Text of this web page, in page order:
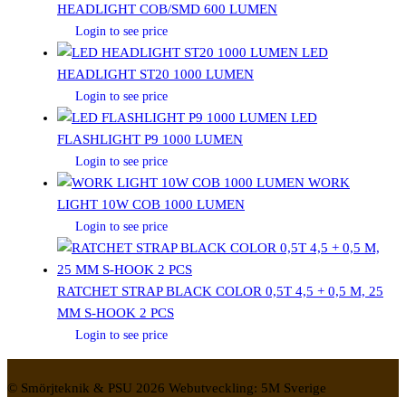
HEADLIGHT COB/SMD 600 LUMEN
Login to see price
LED
HEADLIGHT ST20 1000 LUMEN
Login to see price
LED
FLASHLIGHT P9 1000 LUMEN
Login to see price
WORK
LIGHT 10W COB 1000 LUMEN
Login to see price
RATCHET STRAP BLACK COLOR 0,5T 4,5 + 0,5 M, 25
MM S-HOOK 2 PCS
Login to see price
© Smörjteknik & PSU 2026 Webutveckling: 5M Sverige